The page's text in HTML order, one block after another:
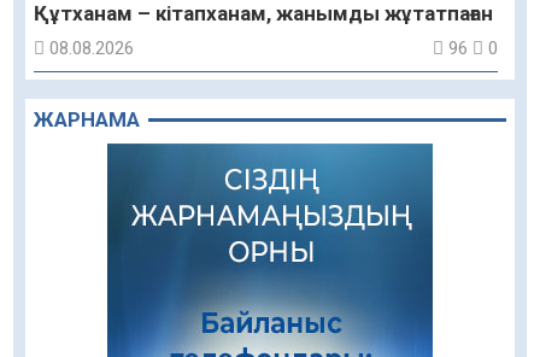
Құтханам – кітапханам, жанымды жұтатпаған
08.08.2026 96 0
Құрылыс қарқыны – қала дамуының айғағы
08.08.2026
Зәулім ғимараттарда туған жерді түлеткен
азаматтардың қолтаңбасы бар
Еңбегі ерлікпен тең мамандық
ЖАРНАМА